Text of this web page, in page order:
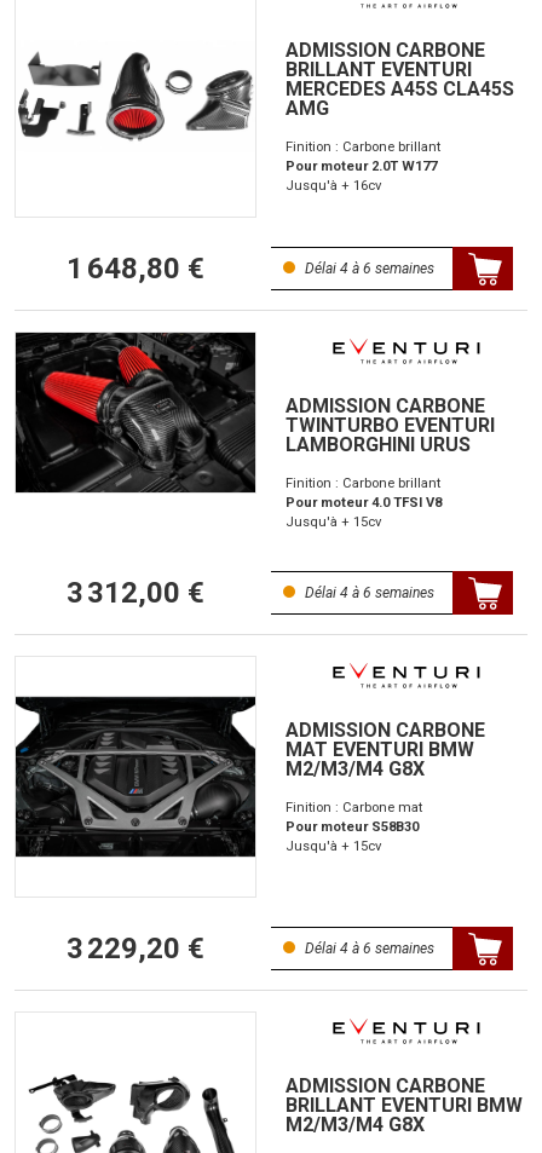
ADMISSION CARBONE
BRILLANT EVENTURI
MERCEDES A45S CLA45S
AMG
Finition : Carbone brillant
Pour moteur 2.0T W177
Jusqu'à + 16cv
1 648,80 € Délai 4 à 6 semaines
ADMISSION CARBONE
TWINTURBO EVENTURI
LAMBORGHINI URUS
Finition : Carbone brillant
Pour moteur 4.0 TFSI V8
Jusqu'à + 15cv
3 312,00 € Délai 4 à 6 semaines
ADMISSION CARBONE
MAT EVENTURI BMW
M2/M3/M4 G8X
Finition : Carbone mat
Pour moteur S58B30
Jusqu'à + 15cv
3 229,20 € Délai 4 à 6 semaines
ADMISSION CARBONE
BRILLANT EVENTURI BMW
M2/M3/M4 G8X